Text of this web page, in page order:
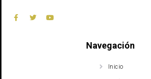
Navegación
Inicio